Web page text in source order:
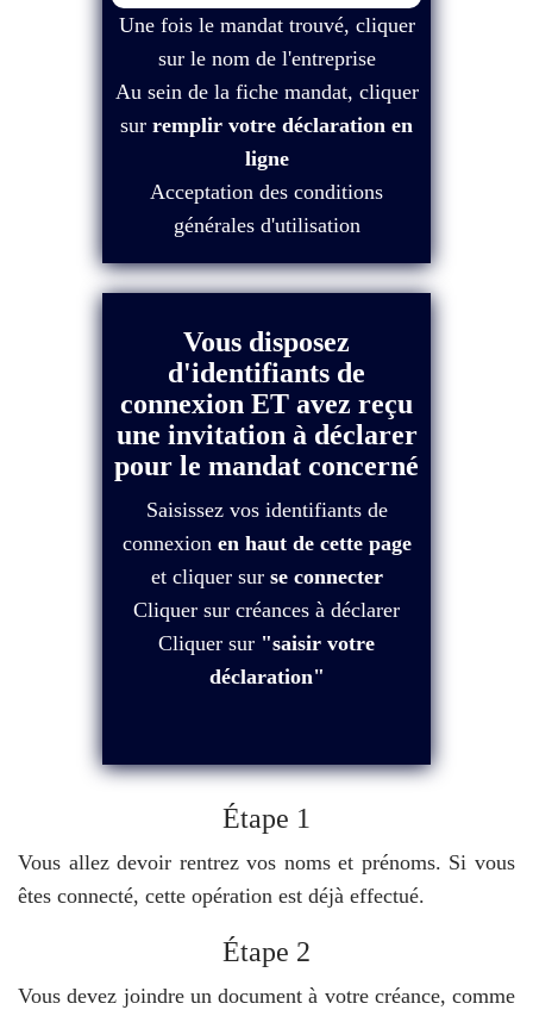
Vous disposez
d'identifiants de
connexion ET avez reçu
une invitation à déclarer
pour le mandat concerné
Saisissez vos identifiants de
connexion en haut de cette page
et cliquer sur se connecter
Cliquer sur créances à déclarer
Cliquer sur "saisir votre
déclaration"
Une fois le mandat trouvé, cliquer
sur le nom de l'entreprise
Au sein de la fiche mandat, cliquer
sur remplir votre déclaration en
ligne
Acceptation des conditions
générales d'utilisation
Étape 1
Vous allez devoir rentrez vos noms et prénoms. Si vous
êtes connecté, cette opération est déjà effectué.
Étape 2
Vous devez joindre un document à votre créance, comme